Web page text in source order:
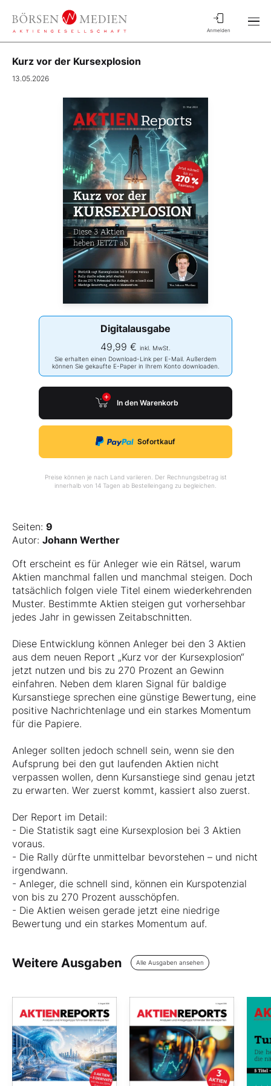
Anmelden
Kurz vor der Kursexplosion
13.05.2026
Digitalausgabe
49,99 € inkl. MwSt.
Sie erhalten einen Download-Link per E-Mail. Außerdem
können Sie gekaufte E-Paper in Ihrem Konto downloaden.
In den Warenkorb
Sofortkauf
Preise können je nach Land variieren. Der Rechnungsbetrag ist
innerhalb von 14 Tagen ab Bestelleingang zu begleichen.
Seiten: 9
Autor: Johann Werther
Oft erscheint es für Anleger wie ein Rätsel, warum
Aktien manchmal fallen und manchmal steigen. Doch
tatsächlich folgen viele Titel einem wiederkehrenden
Muster. Bestimmte Aktien steigen gut vorhersehbar
jedes Jahr in gewissen Zeitabschnitten.
Diese Entwicklung können Anleger bei den 3 Aktien
aus dem neuen Report „Kurz vor der Kursexplosion“
jetzt nutzen und bis zu 270 Prozent an Gewinn
einfahren. Neben dem klaren Signal für baldige
Kursanstiege sprechen eine günstige Bewertung, eine
positive Nachrichtenlage und ein starkes Momentum
für die Papiere.
Anleger sollten jedoch schnell sein, wenn sie den
Aufsprung bei den gut laufenden Aktien nicht
verpassen wollen, denn Kursanstiege sind genau jetzt
zu erwarten. Wer zuerst kommt, kassiert also zuerst.
Der Report im Detail:
- Die Statistik sagt eine Kursexplosion bei 3 Aktien
voraus.
- Die Rally dürfte unmittelbar bevorstehen – und nicht
irgendwann.
- Anleger, die schnell sind, können ein Kurspotenzial
von bis zu 270 Prozent ausschöpfen.
- Die Aktien weisen gerade jetzt eine niedrige
Bewertung und ein starkes Momentum auf.
Weitere Ausgaben Alle Ausgaben ansehen